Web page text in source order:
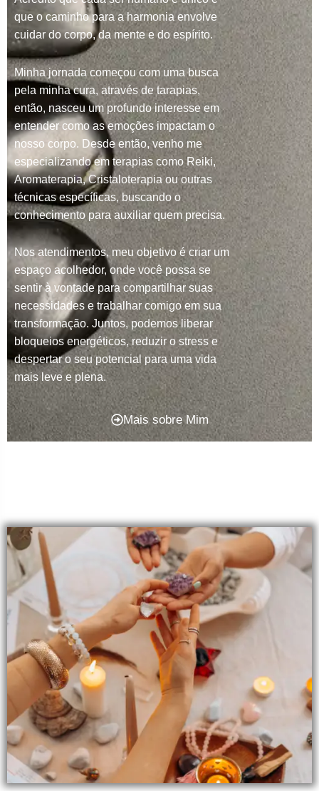
que o caminho para a harmonia envolve
cuidar do corpo, da mente e do espírito.
Minha jornada começou com uma busca
pela minha cura, através de tarapias,
então, nasceu um profundo interesse em
entender como as emoções impactam o
nosso corpo. Desde então, venho me
especializando em terapias como Reiki,
Aromaterapia, Cristaloterapia ou outras
técnicas específicas, buscando o
conhecimento para auxiliar quem precisa.
Nos atendimentos, meu objetivo é criar um
espaço acolhedor, onde você possa se
sentir à vontade para compartilhar suas
necessidades e trabalhar comigo em sua
transformação. Juntos, podemos liberar
bloqueios energéticos, reduzir o stress e
despertar o seu potencial para uma vida
mais leve e plena.
Mais sobre Mim